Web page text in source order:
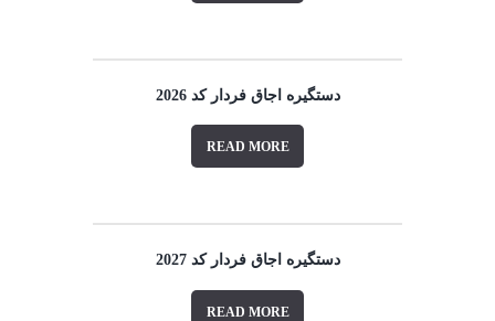
دستگیره اجاق فردار کد 2026
READ MORE
دستگیره اجاق فردار کد 2027
READ MORE